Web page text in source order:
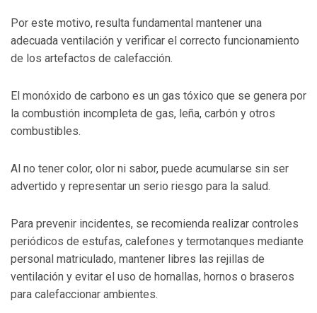
Por este motivo, resulta fundamental mantener una
adecuada ventilación y verificar el correcto funcionamiento
de los artefactos de calefacción.
El monóxido de carbono es un gas tóxico que se genera por
la combustión incompleta de gas, leña, carbón y otros
combustibles.
Al no tener color, olor ni sabor, puede acumularse sin ser
advertido y representar un serio riesgo para la salud.
Para prevenir incidentes, se recomienda realizar controles
periódicos de estufas, calefones y termotanques mediante
personal matriculado, mantener libres las rejillas de
ventilación y evitar el uso de hornallas, hornos o braseros
para calefaccionar ambientes.